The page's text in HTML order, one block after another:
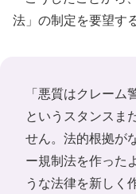
法」の制定を要望す
「悪質はクレー
というスタンスま
せん。法的根拠が
ー規制法を作った
うな法律を新しく